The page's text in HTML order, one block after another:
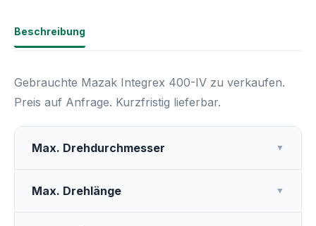
Beschreibung
Gebrauchte Mazak Integrex 400-IV zu verkaufen.
Preis auf Anfrage. Kurzfristig lieferbar.
Max. Drehdurchmesser ▼
Max. Drehlänge ▼